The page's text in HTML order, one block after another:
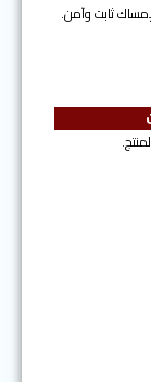
ثابت وآمن.